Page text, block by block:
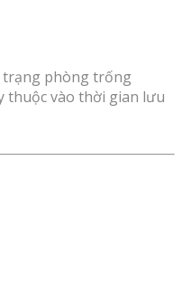
trạng phòng trống
thuộc vào thời gian lưu